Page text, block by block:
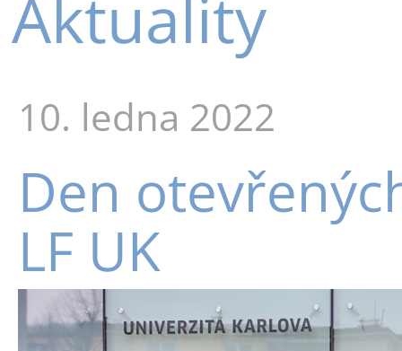
Aktuality
10. ledna 2022
Den
LF UK